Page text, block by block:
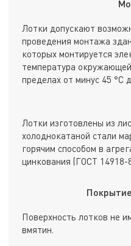
Лотки допускают
проведения монтажа
которых монтируется
температура
пределах от минус 45 °С
Лотки изготовлены из
холоднокатаной стали
горячим способом в
цинкования (ГОСТ 14918-
Поверхность лотков не
вмятин.